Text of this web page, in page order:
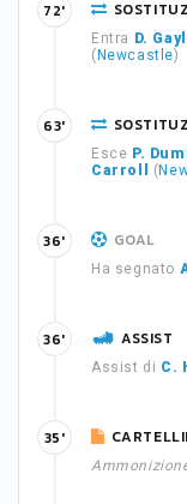
Entra D.
( Newcastle)
72'
Esce P.
Carroll
(
63'
GOAL
Ha segnato
36'
ASSIST
Assist di C.
36'
35'